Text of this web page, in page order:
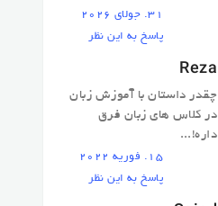
31. جولای 2026
پاسخ به این نظر
Reza
چقدر داستان با آموزش زبان
در کلاس های زبان فرق
داره!...
15. فوریه 2022
پاسخ به این نظر